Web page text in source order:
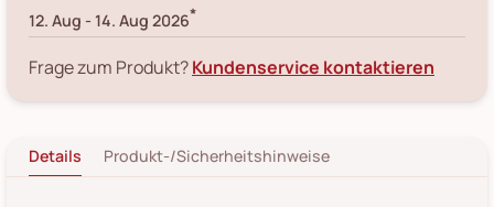
12. Aug - 14. Aug 2026*
Frage zum Produkt?Kundenservice kontaktieren
Details Produkt-/Sicherheitshinweise